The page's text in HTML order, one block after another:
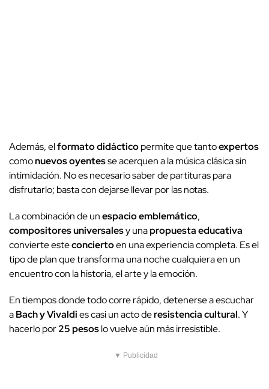
Además, elformato didácticopermite que tantoexpertos
comonuevos oyentesse acerquen a la música clásica sin
intimidación. No es necesario saber de partituras para
disfrutarlo; basta con dejarse llevar por las notas.
La combinación de unespacio emblemático,
compositores universalesy unapropuesta educativa
convierte esteconciertoen una experiencia completa. Es el
tipo de plan que transforma una noche cualquiera en un
encuentro con la historia, el arte y la emoción.
En tiempos donde todo corre rápido, detenerse a escuchar
aBach y Vivaldies casi un acto deresistencia cultural. Y
hacerlo por25 pesoslo vuelve aún más irresistible.
▼ Publicidad